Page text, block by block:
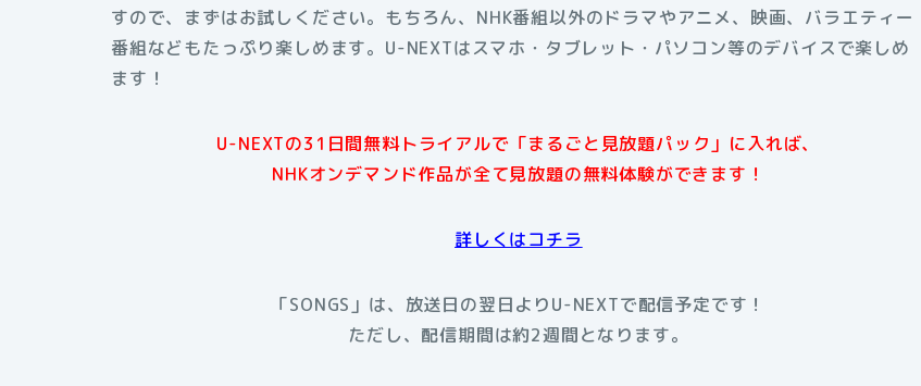
すので、まずはお試しください。もちろん、NHK番組以外のドラマやアニメ、映画、バラエティー
番組などもたっぷり楽しめます。U-NEXTはスマホ・タブレット・パソコン等のデバイスで楽しめ
ます ！
U-NEXTの31日間無料トライアルで「まるごと見放題パック」に入れば、
NHKオンデマンド作品が全て見放題の無料体験ができます！
詳しくはコチラ
「SONGS」は、放送日の翌日よりU-NEXTで配信予定です！
ただし、配信期間は約2週間となります。